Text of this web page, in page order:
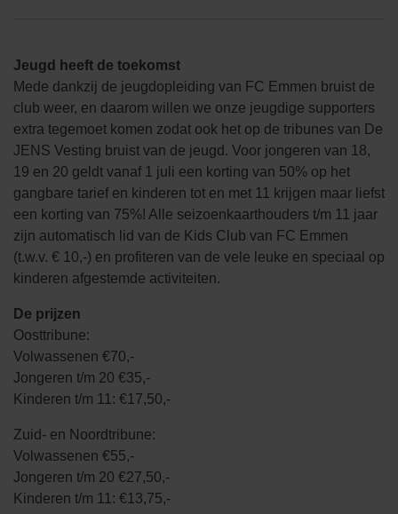
Jeugd heeft de toekomst
Mede dankzij de jeugdopleiding van FC Emmen bruist de
club weer, en daarom willen we onze jeugdige supporters
extra tegemoet komen zodat ook het op de tribunes van De
JENS Vesting bruist van de jeugd. Voor jongeren van 18,
19 en 20 geldt vanaf 1 juli een korting van 50% op het
gangbare tarief en kinderen tot en met 11 krijgen maar liefst
een korting van 75%! Alle seizoenkaarthouders t/m 11 jaar
zijn automatisch lid van de Kids Club van FC Emmen
(t.w.v. € 10,-) en profiteren van de vele leuke en speciaal op
kinderen afgestemde activiteiten.
De prijzen
Oosttribune:
Volwassenen €70,-
Jongeren t/m 20 €35,-
Kinderen t/m 11: €17,50,-
Zuid- en Noordtribune:
Volwassenen €55,-
Jongeren t/m 20 €27,50,-
Kinderen t/m 11: €13,75,-